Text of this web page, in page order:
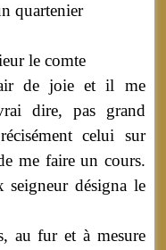
quartenier
le comte
de joie et il me
dire, pas grand
celui sur
me faire un cours.
désigna le
au fur et à mesure